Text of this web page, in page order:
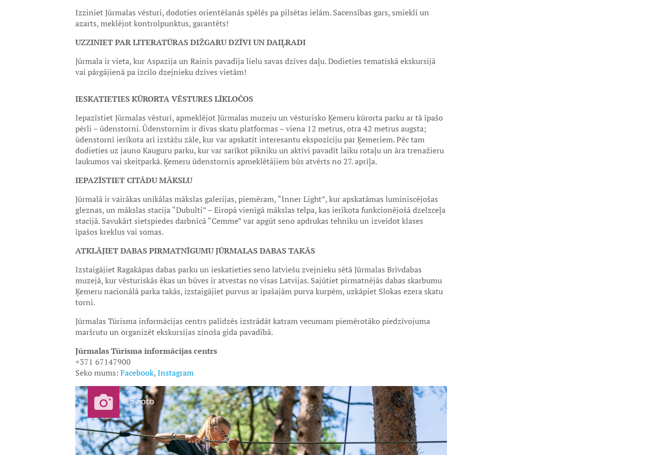
Izziniet Jūrmalas vēsturi, dodoties orientēšanās spēlēs pa pilsētas ielām. Sacensības gars, smiekli un
azarts, meklējot kontrolpunktus, garantēts!
UZZINIET PAR LITERATŪRAS DIŽGARU DZĪVI UN DAIĻRADI
Jūrmala ir vieta, kur Aspazija un Rainis pavadīja lielu savas dzīves daļu. Dodieties tematiskā ekskursijā
vai pārgājienā pa izcilo dzejnieku dzīves vietām!
IESKATIETIES KŪRORTA VĒSTURES LĪKLOČOS
Iepazīstiet Jūrmalas vēsturi, apmeklējot Jūrmalas muzeju un vēsturisko Ķemeru kūrorta parku ar tā īpašo
pērli – ūdenstorni. Ūdenstornim ir divas skatu platformas – viena 12 metrus, otra 42 metrus augsta;
ūdenstornī ierīkota arī izstāžu zāle, kur var apskatīt interesantu ekspozīciju par Ķemeriem. Pēc tam
dodieties uz jauno Kauguru parku, kur var sarīkot pikniku un aktīvi pavadīt laiku rotaļu un āra trenažieru
laukumos vai skeitparkā. Ķemeru ūdenstornis apmeklētājiem būs atvērts no 27. aprīļa.
IEPAZĪSTIET CITĀDU MĀKSLU
Jūrmalā ir vairākas unikālas mākslas galerijas, piemēram, “Inner Light”, kur apskatāmas luminiscējošas
gleznas, un mākslas stacija “Dubulti” – Eiropā vienīgā mākslas telpa, kas ierīkota funkcionējošā dzelzceļa
stacijā. Savukārt sietspiedes darbnīcā “Cemme” var apgūt seno apdrukas tehniku un izveidot klases
īpašos kreklus vai somas.
ATKLĀJIET DABAS PIRMATNĪGUMU JŪRMALAS DABAS TAKĀS
Izstaigājiet Ragakāpas dabas parku un ieskatieties seno latviešu zvejnieku sētā Jūrmalas Brīvdabas
muzejā, kur vēsturiskās ēkas un būves ir atvestas no visas Latvijas. Sajūtiet pirmatnējās dabas skarbumu
Ķemeru nacionālā parka takās, izstaigājiet purvus ar īpašajām purva kurpēm, uzkāpiet Slokas ezera skatu
tornī.
Jūrmalas Tūrisma informācijas centrs palīdzēs izstrādāt katram vecumam piemērotāko piedzīvojuma
maršrutu un organizēt ekskursijas zinoša gida pavadībā.
Jūrmalas Tūrisma informācijas centrs
+371 67147900
Seko mums: Facebook,Instagram
+5 Foto